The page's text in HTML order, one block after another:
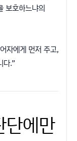
보호하느냐의
자에게 먼저 주고,
다.”
단에만